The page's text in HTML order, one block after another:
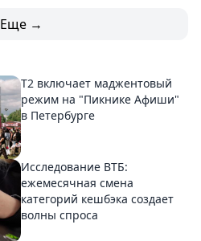
Еще →
Т2 включает маджентовый
режим на "Пикнике Афиши"
в Петербурге
Исследование ВТБ:
ежемесячная смена
категорий кешбэка создает
волны спроса